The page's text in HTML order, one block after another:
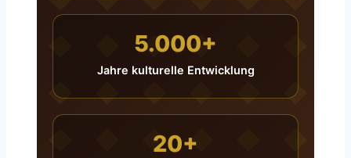
5.000+
Jahre kulturelle Entwicklung
20+